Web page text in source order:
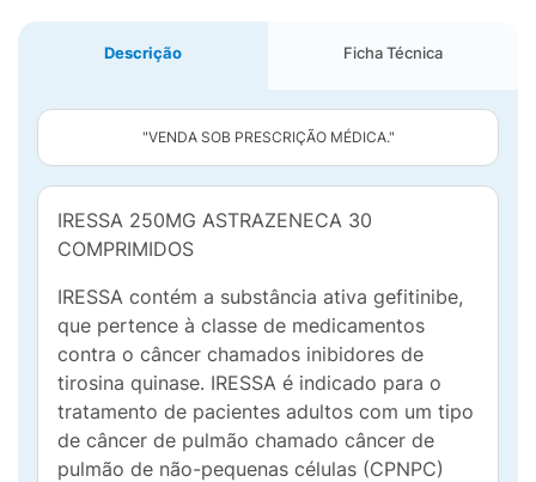
Descrição Ficha Técnica
"VENDA SOB PRESCRIÇÃO MÉDICA."
IRESSA 250MG ASTRAZENECA 30
COMPRIMIDOS
IRESSA contém a substância ativa gefitinibe,
que pertence à classe de medicamentos
contra o câncer chamados inibidores de
tirosina quinase. IRESSA é indicado para o
tratamento de pacientes adultos com um tipo
de câncer de pulmão chamado câncer de
pulmão de não-pequenas células (CPNPC)